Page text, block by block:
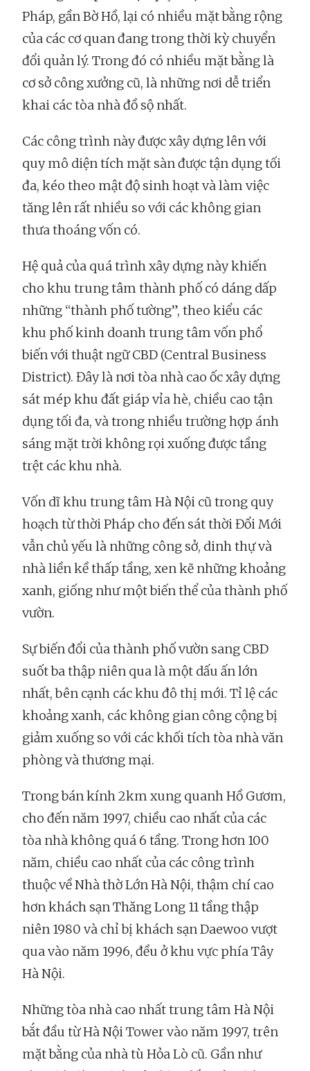
Pháp, gần Bờ Hồ, lại có nhiều mặt bằng rộng
của các cơ quan đang trong thời kỳ chuyển
đổi quản lý. Trong đó có nhiều mặt bằng là
cơ sở công xưởng cũ, là những nơi dễ triển
khai các tòa nhà đồ sộ nhất.
Các công trình này được xây dựng lên với
quy mô diện tích mặt sàn được tận dụng tối
đa, kéo theo mật độ sinh hoạt và làm việc
tăng lên rất nhiều so với các không gian
thưa thoáng vốn có.
Hệ quả của quá trình xây dựng này khiến
cho khu trung tâm thành phố có dáng dấp
những “thành phố tường”, theo kiểu các
khu phố kinh doanh trung tâm vốn phổ
biến với thuật ngữ CBD (Central Business
District). Đây là nơi tòa nhà cao ốc xây dựng
sát mép khu đất giáp vỉa hè, chiều cao tận
dụng tối đa, và trong nhiều trường hợp ánh
sáng mặt trời không rọi xuống được tầng
trệt các khu nhà.
Vốn dĩ khu trung tâm Hà Nội cũ trong quy
hoạch từ thời Pháp cho đến sát thời Đổi Mới
vẫn chủ yếu là những công sở, dinh thự và
nhà liền kề thấp tầng, xen kẽ những khoảng
xanh, giống như một biến thể của thành phố
vườn.
Sự biến đổi của thành phố vườn sang CBD
suốt ba thập niên qua là một dấu ấn lớn
nhất, bên cạnh các khu đô thị mới. Tỉ lệ các
khoảng xanh, các không gian công cộng bị
giảm xuống so với các khối tích tòa nhà văn
phòng và thương mại.
Trong bán kính 2km xung quanh Hồ Gươm,
cho đến năm 1997, chiều cao nhất của các
tòa nhà không quá 6 tầng. Trong hơn 100
năm, chiều cao nhất của các công trình
thuộc về Nhà thờ Lớn Hà Nội, thậm chí cao
hơn khách sạn Thăng Long 11 tầng thập
niên 1980 và chỉ bị khách sạn Daewoo vượt
qua vào năm 1996, đều ở khu vực phía Tây
Hà Nội.
Những tòa nhà cao nhất trung tâm Hà Nội
bắt đầu từ Hà Nội Tower vào năm 1997, trên
mặt bằng của nhà tù Hỏa Lò cũ. Gần như